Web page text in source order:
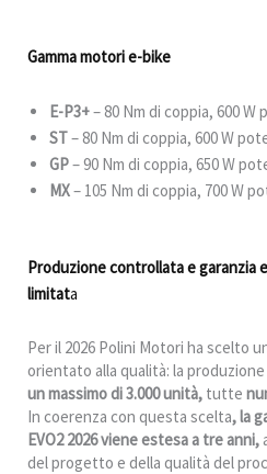
Gamma motori e-bike
E-P3+– 80 Nm di coppia, 600 W
ST– 80 Nm di coppia, 600 W
GP– 90 Nm di coppia, 650 W
MX– 105 Nm di coppia, 700 W
Produzione controllata e garanzia
limitata
Per il 2026 Polini Motori ha scelto
orientato alla qualità: la produzione
un massimo di 3.000 unità, tutte
In coerenza con questa scelta, la
EVO2 2026 viene estesa a tre anni,
del progetto e della qualità del